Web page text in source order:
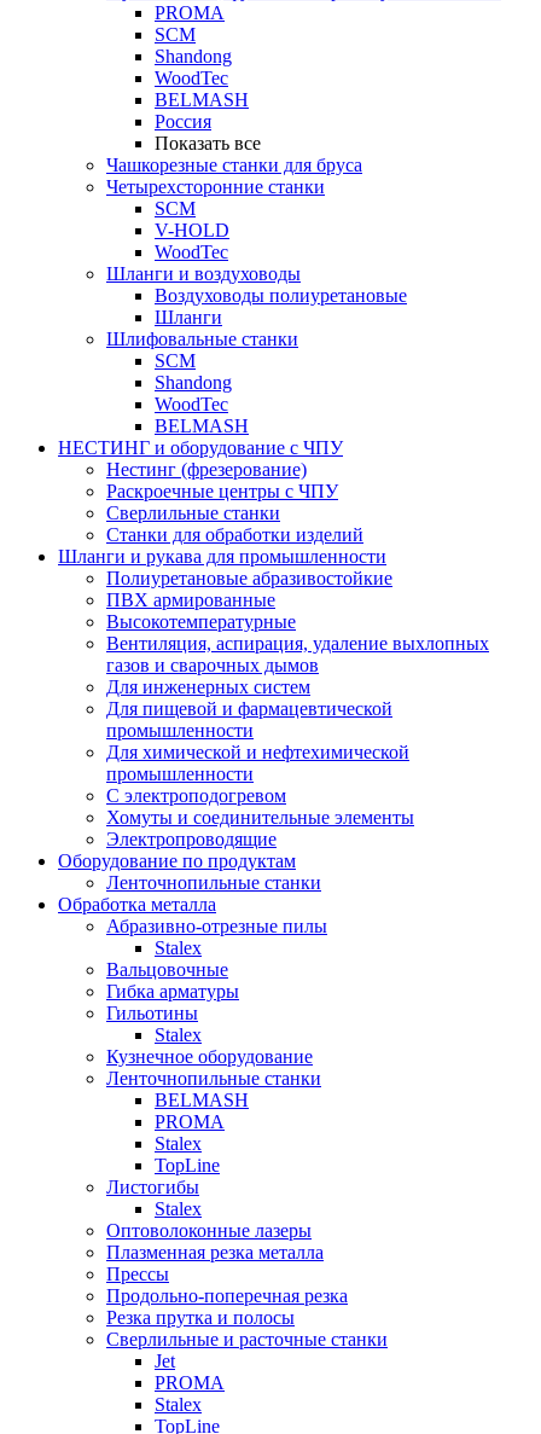
PROMA
SCM
Shandong
WoodTec
BELMASH
Россия
Показать все
Чашкорезные станки для бруса
Четырехсторонние станки
SCM
V-HOLD
WoodTec
Шланги и воздуховоды
Воздуховоды полиуретановые
Шланги
Шлифовальные станки
SCM
Shandong
WoodTec
BELMASH
НЕСТИНГ и оборудование с ЧПУ
Нестинг (фрезерование)
Раскроечные центры с ЧПУ
Сверлильные станки
Станки для обработки изделий
Шланги и рукава для промышленности
Полиуретановые абразивостойкие
ПВХ армированные
Высокотемпературные
Вентиляция, аспирация, удаление выхлопных
газов и сварочных дымов
Для инженерных систем
Для пищевой и фармацевтической
промышленности
Для химической и нефтехимической
промышленности
С электроподогревом
Хомуты и соединительные элементы
Электропроводящие
Оборудование по продуктам
Ленточнопильные станки
Обработка металла
Абразивно-отрезные пилы
Stalex
Вальцовочные
Гибка арматуры
Гильотины
Stalex
Кузнечное оборудование
Ленточнопильные станки
BELMASH
PROMA
Stalex
TopLine
Листогибы
Stalex
Оптоволоконные лазеры
Плазменная резка металла
Прессы
Продольно-поперечная резка
Резка прутка и полосы
Сверлильные и расточные станки
Jet
PROMA
Stalex
TopLine